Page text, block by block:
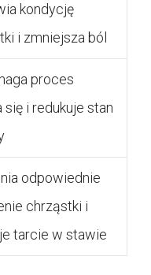
kondycję
i zmniejsza ból
proces
się i redukuje stan
odpowiednie
chrząstki i
tarcie w stawie